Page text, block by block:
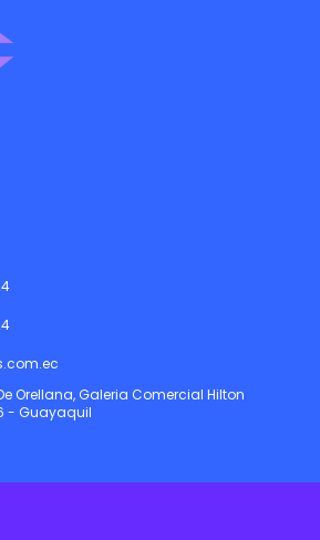
Orellana, Galeria Comercial Hilton
- Guayaquil